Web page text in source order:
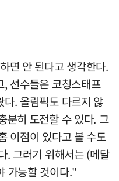
면 안 된다고 생각한다.
선수들은 코칭스태프
. 올림픽도 다르지 않
분히 도전할 수 있다. 그
이점이 있다고 볼 수도
. 그러기 위해서는 (메달
가능할 것이다."